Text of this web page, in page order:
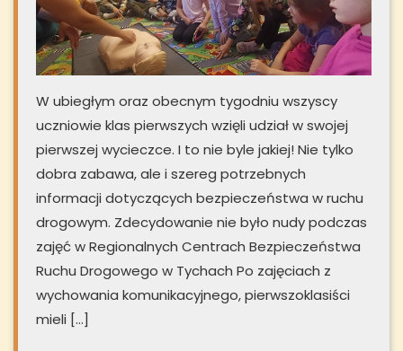
W ubiegłym oraz obecnym tygodniu wszyscy
uczniowie klas pierwszych wzięli udział w swojej
pierwszej wycieczce. I to nie byle jakiej! Nie tylko
dobra zabawa, ale i szereg potrzebnych
informacji dotyczących bezpieczeństwa w ruchu
drogowym. Zdecydowanie nie było nudy podczas
zajęć w Regionalnych Centrach Bezpieczeństwa
Ruchu Drogowego w Tychach Po zajęciach z
wychowania komunikacyjnego, pierwszoklasiści
mieli […]